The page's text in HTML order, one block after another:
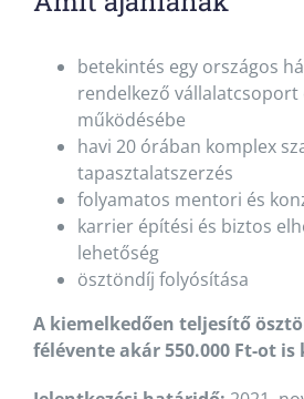
betekintés egy országos
rendelkező vállalatcsoport
működésébe
havi 20 órában komplex
tapasztalatszerzés
folyamatos mentori és
karrier építési és biztos
lehetőség
ösztöndíj folyósítása
A kiemelkedően teljesítő
félévente akár 550.000 Ft-ot is